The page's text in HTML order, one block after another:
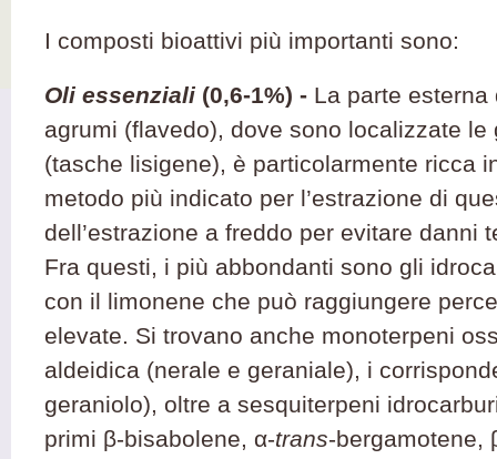
I composti bioattivi più importanti sono:
Oli essenziali (0,6-1%) - La parte
agrumi (flavedo), dove sono localizzate le
(tasche lisigene), è particolarmente ricca
metodo più indicato per l’estrazione di
dell’estrazione a freddo per evitare danni
Fra questi, i più abbondanti sono gli
con il limonene che può raggiungere
elevate. Si trovano anche monoterpeni
aldeidica (nerale e geraniale), i
geraniolo), oltre a sesquiterpeni
primi β-bisabolene, α-trans-bergamotene,